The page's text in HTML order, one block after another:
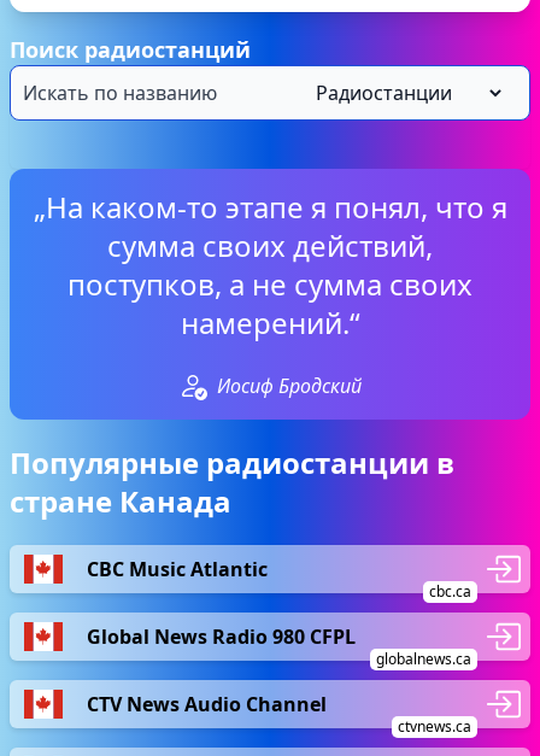
Поиск радиостанций
„На каком-то этапе я понял, что я
сумма своих действий,
поступков, а не сумма своих
намерений.“
Иосиф Бродский
Популярные радиостанции в
стране Канада
CBC Music Atlantic
cbc.ca
Global News Radio 980 CFPL
globalnews.ca
CTV News Audio Channel
ctvnews.ca